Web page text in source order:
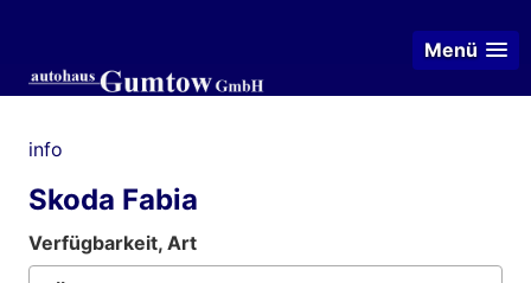
Menü
info
Skoda Fabia
Verfügbarkeit, Art